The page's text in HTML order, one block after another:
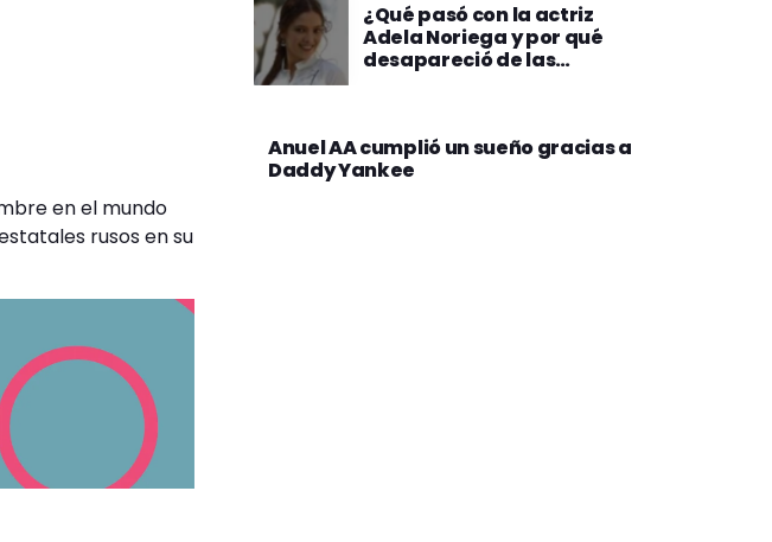
en el mundo
rusos en su
¿Qué pasó con la actriz
Adela Noriega y por qué
desapareció de las
Anuel AA cumplió un sueño gracias a
Daddy Yankee